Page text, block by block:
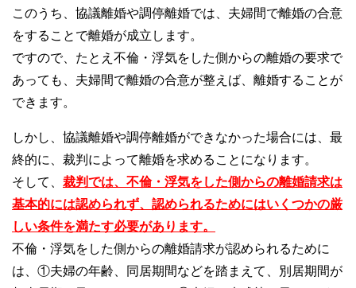
このうち、協議離婚や調停離婚では、夫婦間で離婚の合意
をすることで離婚が成立します。
ですので、たとえ不倫・浮気をした側からの離婚の要求で
あっても、夫婦間で離婚の合意が整えば、離婚することが
できます。
しかし、協議離婚や調停離婚ができなかった場合には、最
終的に、裁判によって離婚を求めることになります。
そして、 裁判では、不倫・浮気をした側からの離婚請求は
基本的には認められず、認められるためにはいくつかの厳
しい条件を満たす必要があります。
不倫・浮気をした側からの離婚請求が認められるために
は、①夫婦の年齢、同居期間などを踏まえて、別居期間が